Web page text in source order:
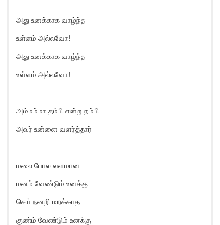
அது உனக்காக வாழ்ந்த
உள்ளம் அல்லவோ!
அது உனக்காக வாழ்ந்த
உள்ளம் அல்லவோ!
அம்மம்மா தம்பி என்று நம்பி
அவர் உன்னை வளர்த்தார்
மலை போல வளமான
மனம் வேண்டும் உனக்கு
செய் நனறி மறக்காத
குண்ம் வேண்டும் உனக்கு